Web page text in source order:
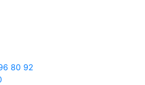
80 92